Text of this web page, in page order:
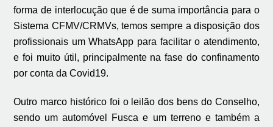
forma de interlocução que é de suma importância para o
Sistema CFMV/CRMVs, temos sempre a disposição dos
profissionais um WhatsApp para facilitar o atendimento,
e foi muito útil, principalmente na fase do confinamento
por conta da Covid19.
Outro marco histórico foi o leilão dos bens do Conselho,
sendo um automóvel Fusca e um terreno e também a